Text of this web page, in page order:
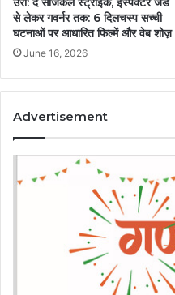
से लेकर गवर्नर तक: 6 दिलचस्प सच्ची
घटनाओं पर आधारित फिल्में और वेब शोज़
June 16, 2026
Advertisement